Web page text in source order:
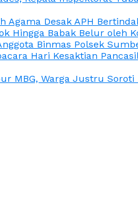
Desak APH
Hingga Babak Belur oleh
Binmas Polsek
Hari Kesaktian
MBG, Warga Justru